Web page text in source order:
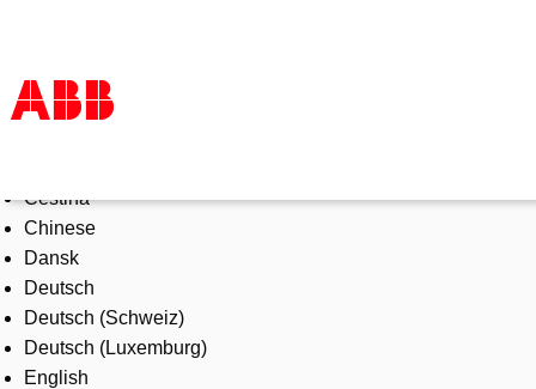
Products & Solutions
Industries
Services
About us
Where to buy
Contact us
Careers
Čeština
Chinese
Dansk
Deutsch
Deutsch (Schweiz)
Deutsch (Luxemburg)
English